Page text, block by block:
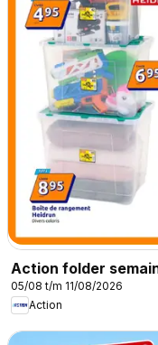
Action folder
05/08 t/m 11/08/2026
Action